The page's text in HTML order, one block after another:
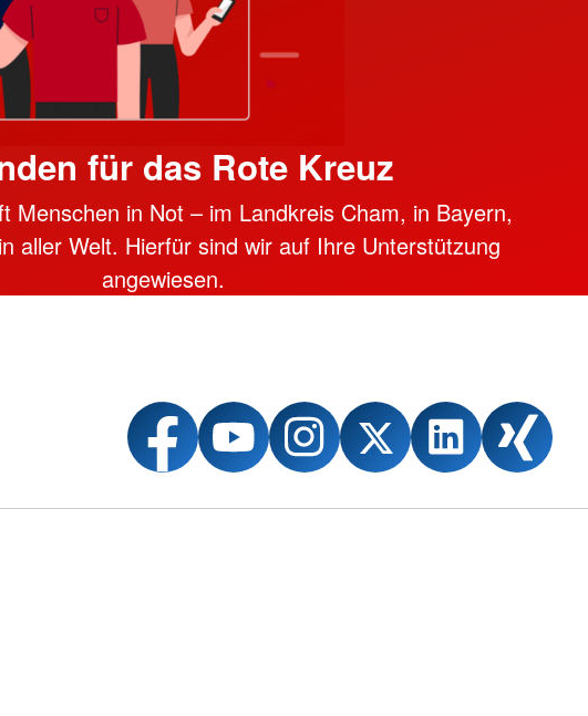
für das Rote Kreuz
Menschen in Not – im Landkreis Cham, in Bayern,
aller Welt. Hierfür sind wir auf Ihre Unterstützung
angewiesen.